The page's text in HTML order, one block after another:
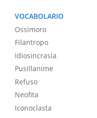
VOCABOLARIO
Ossimoro
Filantropo
Idiosincrasia
Pusillanime
Refuso
Neofita
Iconoclasta